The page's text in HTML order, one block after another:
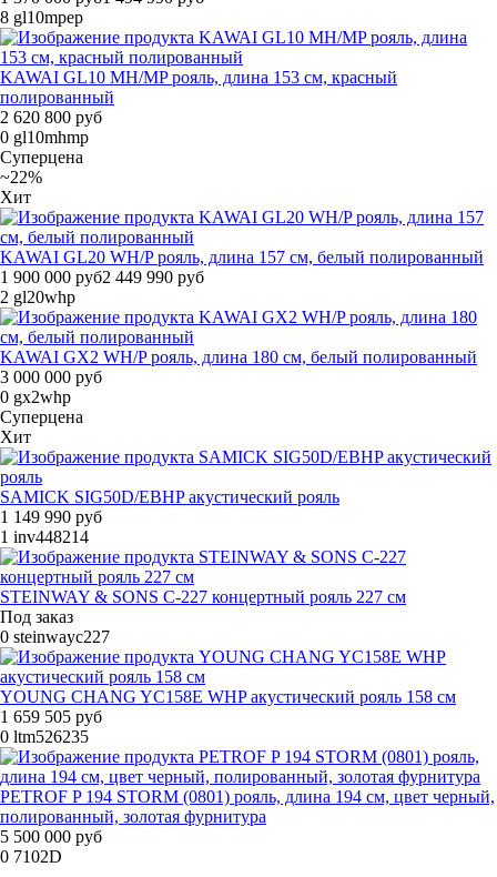
8 gl10mpep
KAWAI GL10 MH/MP рояль, длина 153 см, красный
полированный
2 620 800 руб
0 gl10mhmp
Суперцена
~22%
Хит
KAWAI GL20 WH/P рояль, длина 157 см, белый полированный
1 900 000 руб2 449 990 руб
2 gl20whp
KAWAI GX2 WH/P рояль, длина 180 см, белый полированный
3 000 000 руб
0 gx2whp
Суперцена
Хит
SAMICK SIG50D/EBHP акустический рояль
1 149 990 руб
1 inv448214
STEINWAY & SONS C-227 концертный рояль 227 см
Под заказ
0 steinwayc227
YOUNG CHANG YC158E WHP акустический рояль 158 см
1 659 505 руб
0 ltm526235
PETROF P 194 STORM (0801) рояль, длина 194 см, цвет черный,
полированный, золотая фурнитура
5 500 000 руб
0 7102D